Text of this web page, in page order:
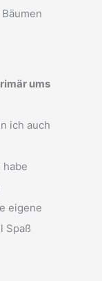
ums
ich auch
eigene
Spaß